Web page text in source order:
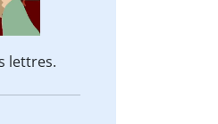
lettres.